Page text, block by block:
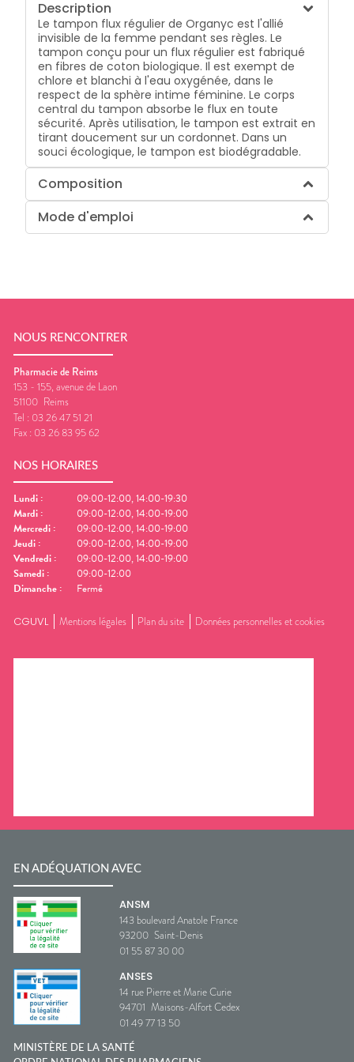
Description
Le tampon flux régulier de Organyc est l'allié
invisible de la femme pendant ses règles. Le
tampon conçu pour un flux régulier est fabriqué
en fibres de coton biologique. Il est exempt de
chlore et blanchi à l'eau oxygénée, dans le
respect de la sphère intime féminine. Le corps
central du tampon absorbe le flux en toute
sécurité. Après utilisation, le tampon est extrait en
tirant doucement sur un cordonnet. Dans un
souci écologique, le tampon est biodégradable.
Composition
Mode d'emploi
NOUS RENCONTRER
Pharmacie de Reims
153 - 155, avenue de Laon
51100 Reims
Tel : 03 26 47 51 21
Fax : 03 26 83 95 62
NOS HORAIRES
Lundi :
09:00-12:00, 14:00-19:30
Mardi :
09:00-12:00, 14:00-19:00
Mercredi :
09:00-12:00, 14:00-19:00
Jeudi :
09:00-12:00, 14:00-19:00
Vendredi :
09:00-12:00, 14:00-19:00
Samedi :
09:00-12:00
Dimanche : Fermé
CGUVL Mentions légales Plan du site Données personnelles et cookies
EN ADÉQUATION AVEC
ANSM
143 boulevard Anatole France
93200 Saint-Denis
01 55 87 30 00
ANSES
14 rue Pierre et Marie Curie
94701 Maisons-Alfort Cedex
01 49 77 13 50
MINISTÈRE DE LA SANTÉ